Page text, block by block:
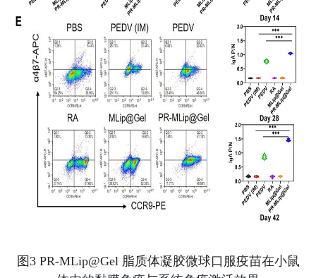
图 3 PR-MLip@Gel脂质体凝胶微球口服疫苗在小鼠